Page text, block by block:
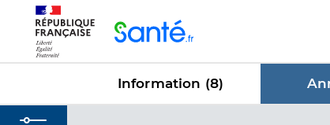
Information (8)
Panneau de gestion des cookies